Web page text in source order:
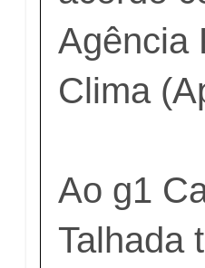
Agência
Clima
Ao g1
Talhada